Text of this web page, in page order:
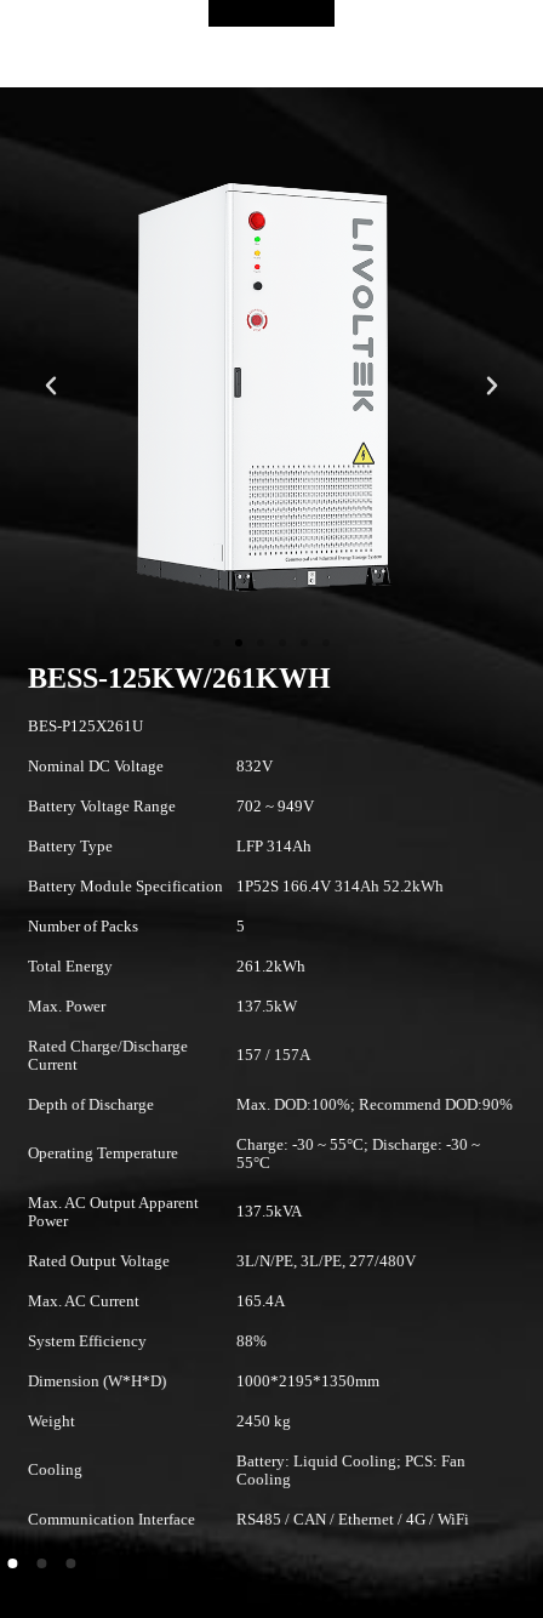
BESS-125KW/261KWH
BES-P125X261U
Nominal DC Voltage 832V
Battery Voltage Range 702 ~ 949V
Battery Type LFP 314Ah
Battery Module Specification 1P52S 166.4V 314Ah 52.2kWh
Number of Packs 5
Total Energy 261.2kWh
Max. Power 137.5kW
Rated Charge/Discharge
Current
157 / 157A
Depth of Discharge Max. DOD:100%; Recommend DOD:90%
Operating Temperature
Charge: -30 ~ 55°C; Discharge: -30 ~
55°C
Max. AC Output Apparent
Power
137.5kVA
Rated Output Voltage 3L/N/PE, 3L/PE, 277/480V
Max. AC Current 165.4A
System Efficiency 88%
Dimension (W*H*D) 1000*2195*1350mm
Weight 2450 kg
Cooling
Battery: Liquid Cooling; PCS: Fan
Cooling
Communication Interface RS485 / CAN / Ethernet / 4G / WiFi